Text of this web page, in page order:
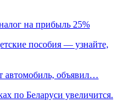
на прибыль 25%
пособия — узнайте,
автомобиль, объявил…
по Беларуси увеличится.